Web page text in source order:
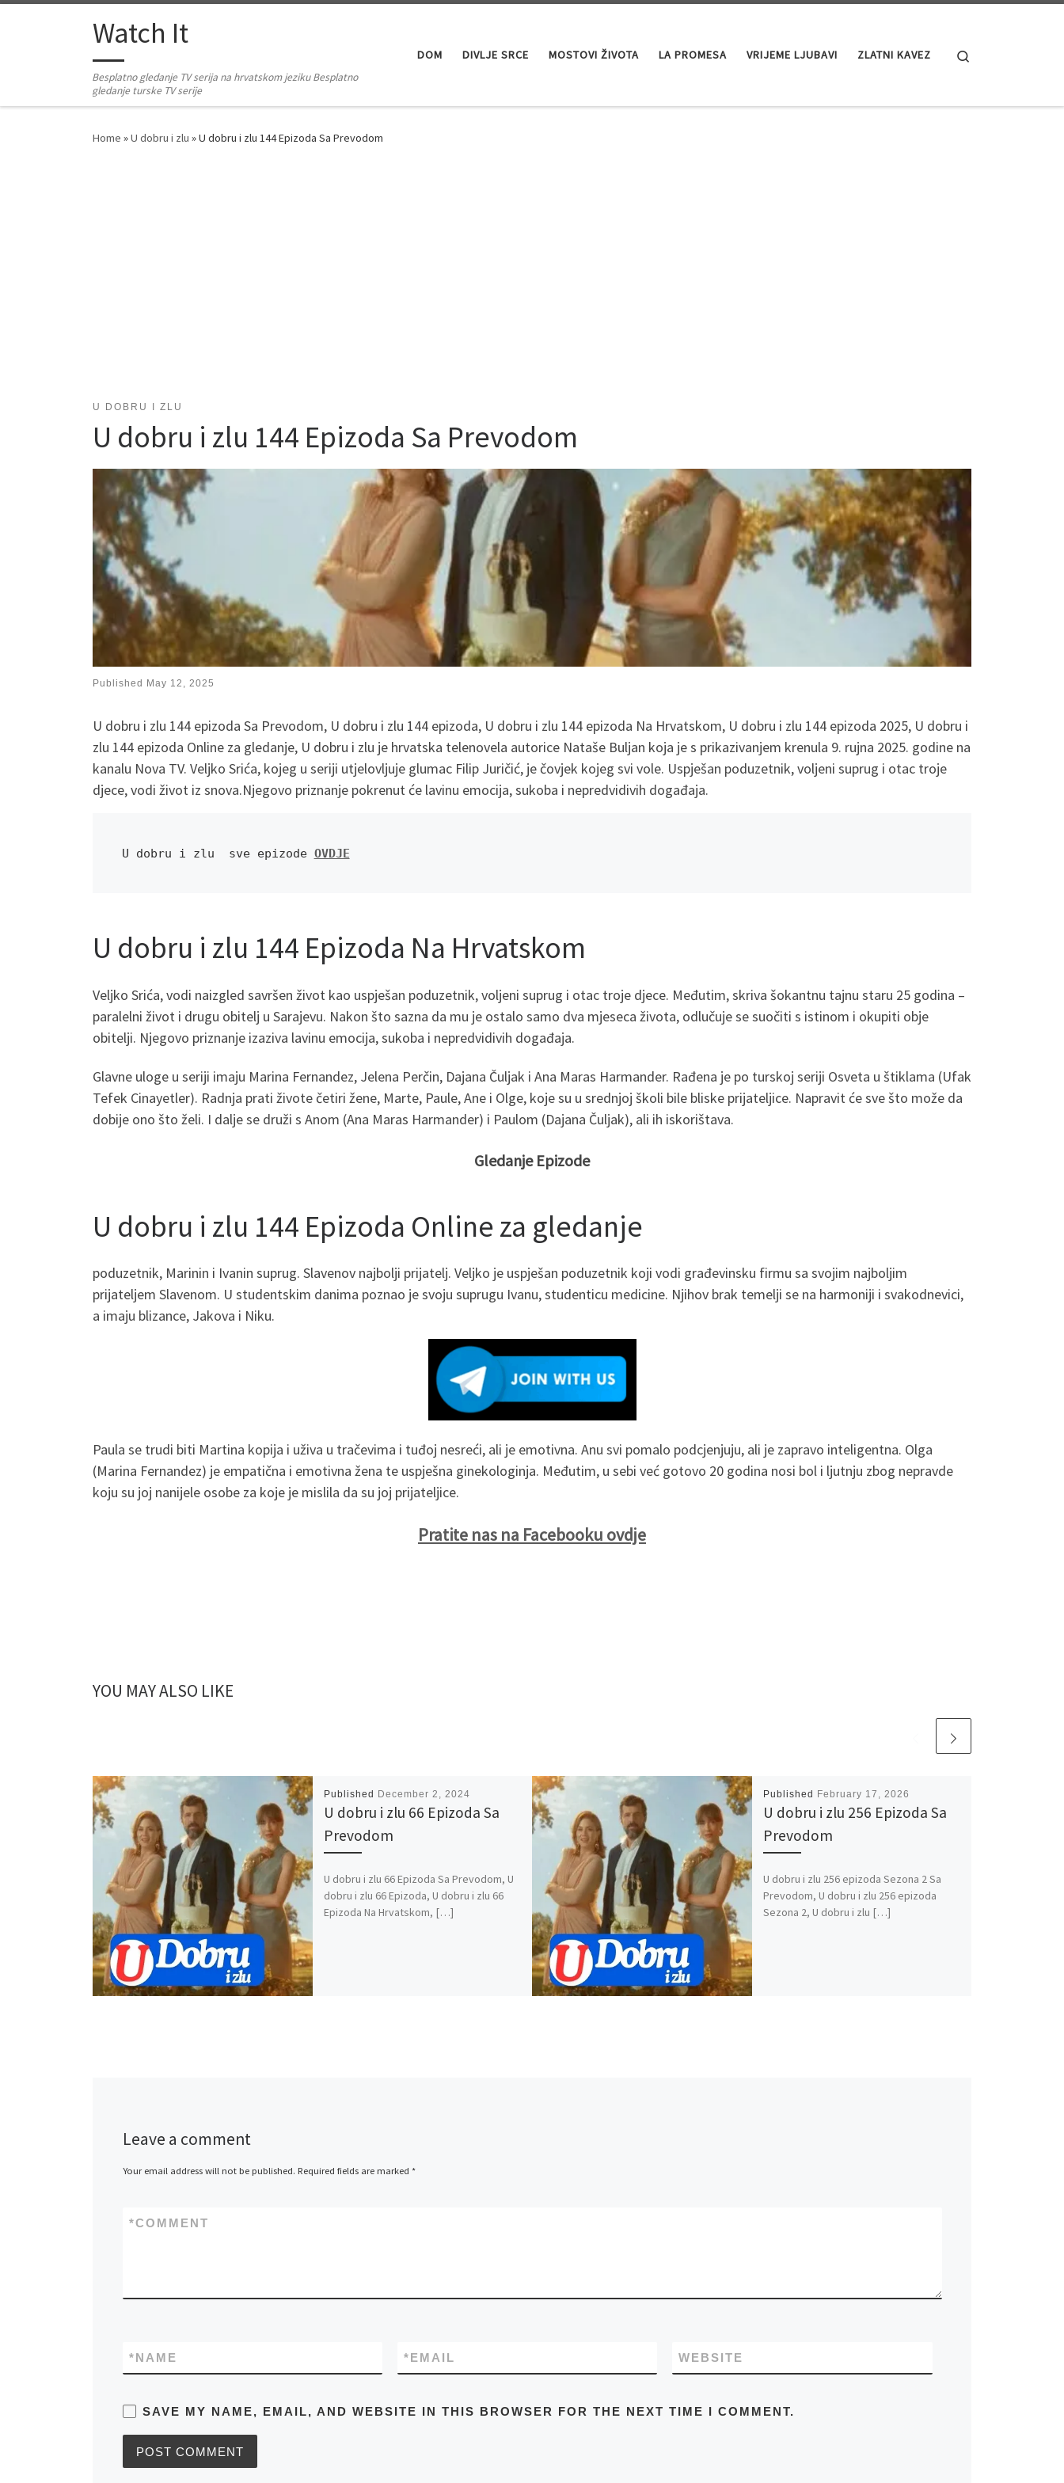
Skip to contentWatch It
Besplatno gledanje TV serija na hrvatskom jeziku Besplatno
gledanje turske TV serije
DOM DIVLJE SRCE MOSTOVI ŽIVOTA LA PROMESA VRIJEME LJUBAVI ZLATNI KAVEZ
Home »U dobru i zlu »U dobru i zlu 144 Epizoda Sa Prevodom
U DOBRU I ZLU
U dobru i zlu 144 Epizoda Sa Prevodom
Published May 12, 2025
U dobru i zlu 144 epizoda Sa Prevodom, U dobru i zlu 144 epizoda, U dobru i zlu 144 epizoda Na Hrvatskom, U dobru i zlu 144 epizoda 2025, U dobru i
zlu 144 epizoda Online za gledanje, U dobru i zlu je hrvatska telenovela autorice Nataše Buljan koja je s prikazivanjem krenula 9. rujna 2025. godine na
kanalu Nova TV. Veljko Srića, kojeg u seriji utjelovljuje glumac Filip Juričić, je čovjek kojeg svi vole. Uspješan poduzetnik, voljeni suprug i otac troje
djece, vodi život iz snova.Njegovo priznanje pokrenut će lavinu emocija, sukoba i nepredvidivih događaja.
U dobru i zlu  sve epizode OVDJE
U dobru i zlu 144 Epizoda Na Hrvatskom
Veljko Srića, vodi naizgled savršen život kao uspješan poduzetnik, voljeni suprug i otac troje djece. Međutim, skriva šokantnu tajnu staru 25 godina –
paralelni život i drugu obitelj u Sarajevu. Nakon što sazna da mu je ostalo samo dva mjeseca života, odlučuje se suočiti s istinom i okupiti obje
obitelji. Njegovo priznanje izaziva lavinu emocija, sukoba i nepredvidivih događaja.
Glavne uloge u seriji imaju Marina Fernandez, Jelena Perčin, Dajana Čuljak i Ana Maras Harmander. Rađena je po turskoj seriji Osveta u štiklama (Ufak
Tefek Cinayetler). Radnja prati živote četiri žene, Marte, Paule, Ane i Olge, koje su u srednjoj školi bile bliske prijateljice. Napravit će sve što može da
dobije ono što želi. I dalje se druži s Anom (Ana Maras Harmander) i Paulom (Dajana Čuljak), ali ih iskorištava.
Gledanje Epizode
U dobru i zlu 144 Epizoda Online za gledanje
poduzetnik, Marinin i Ivanin suprug. Slavenov najbolji prijatelj. Veljko je uspješan poduzetnik koji vodi građevinsku firmu sa svojim najboljim
prijateljem Slavenom. U studentskim danima poznao je svoju suprugu Ivanu, studenticu medicine. Njihov brak temelji se na harmoniji i svakodnevici,
a imaju blizance, Jakova i Niku.
Paula se trudi biti Martina kopija i uživa u tračevima i tuđoj nesreći, ali je emotivna. Anu svi pomalo podcjenjuju, ali je zapravo inteligentna. Olga
(Marina Fernandez) je empatična i emotivna žena te uspješna ginekologinja. Međutim, u sebi već gotovo 20 godina nosi bol i ljutnju zbog nepravde
koju su joj nanijele osobe za koje je mislila da su joj prijateljice.
Pratite nas na Facebooku ovdje
YOU MAY ALSO LIKE
Published December 2, 2024
U dobru i zlu 66 Epizoda Sa
Prevodom
U dobru i zlu 66 Epizoda Sa Prevodom, U
dobru i zlu 66 Epizoda, U dobru i zlu 66
Epizoda Na Hrvatskom, […]
Published February 17, 2026
U dobru i zlu 256 Epizoda Sa
Prevodom
U dobru i zlu 256 epizoda Sezona 2 Sa
Prevodom, U dobru i zlu 256 epizoda
Sezona 2, U dobru i zlu […]
Leave a comment
Your email address will not be published. Required fields are marked *
COMMENT
*
NAME
* EMAIL
* WEBSITE
SAVE MY NAME, EMAIL, AND WEBSITE IN THIS BROWSER FOR THE NEXT TIME I COMMENT.